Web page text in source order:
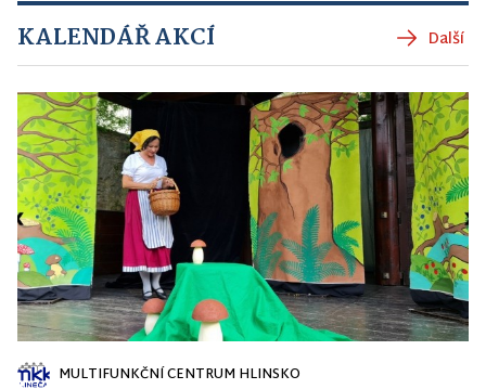
KALENDÁŘ AKCÍ Další
MULTIFUNKČNÍ CENTRUM HLINSKO